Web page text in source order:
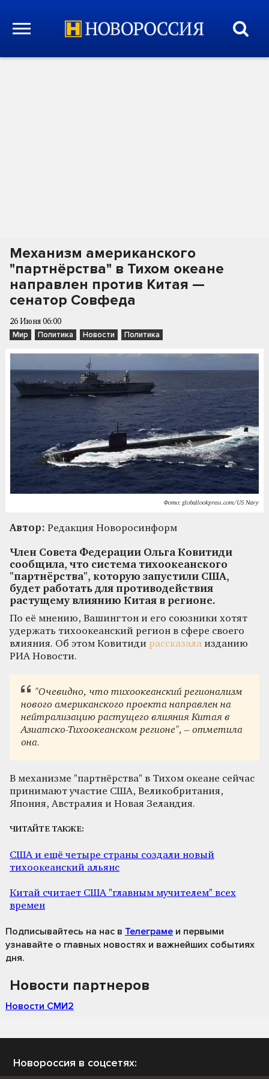
Механизм американского
"партнёрства" в Тихом океане
направлен против Китая —
сенатор Совфеда
26 Июня 06:00
Мир Политика Новости Политика
Фото: globallookpress.com/US Navy
Автор: Редакция Новоросинформ
Член Совета Федерации Ольга Ковитиди
сообщила, что система тихоокеанского
"партнёрства", которую запустили США,
будет работать для противодействия
растущему влиянию Китая в регионе.
По её мнению, Вашингтон и его союзники хотят
удержать тихоокеанский регион в сфере своего
влияния. Об этом Ковитиди рассказала изданию
РИА Новости.
"Очевидно, что тихоокеанский регионализм
нового американского проекта направлен на
нейтрализацию растущего влияния Китая в
Азиатско-Тихоокеанском регионе", – отметила
она.
В механизме "партнёрства" в Тихом океане сейчас
принимают участие США, Великобритания,
Япония, Австралия и Новая Зеландия.
ЧИТАЙТЕ ТАКЖЕ:
США и ещё четыре страны создали новый
тихоокеанский альянс
Китай считает США "главным мучителем" всех
времен
Подписывайтесь на нас в Телеграме и первыми
узнавайте о главных новостях и важнейших событиях
дня.
Новости партнеров
Новости СМИ2
Новороссия в соцсетях: